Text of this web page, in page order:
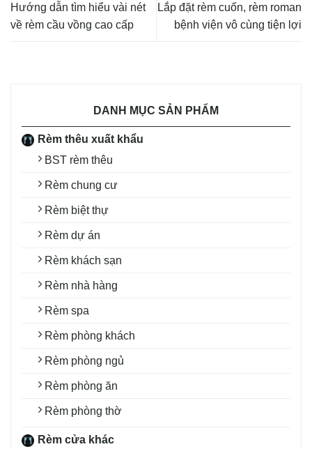
DANH MỤC SẢN PHẨM
Rèm thêu xuất khẩu
BST rèm thêu
Rèm chung cư
Rèm biệt thự
Rèm dự án
Rèm khách sạn
Rèm nhà hàng
Rèm spa
Rèm phòng khách
Rèm phòng ngủ
Rèm phòng ăn
Rèm phòng thờ
Rèm cửa khác
Hướng dẫn tìm hiểu vài nét
về rèm cầu vồng cao cấp
Lắp đặt rèm cuốn, rèm roman
bệnh viện vô cùng tiện lợi